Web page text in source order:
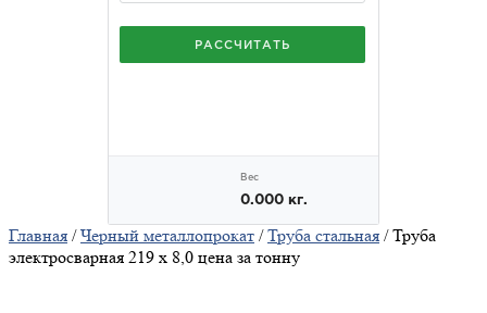
Главная /Черный металлопрокат /Труба стальная / Труба
электросварная 219 х 8,0 цена за тонну